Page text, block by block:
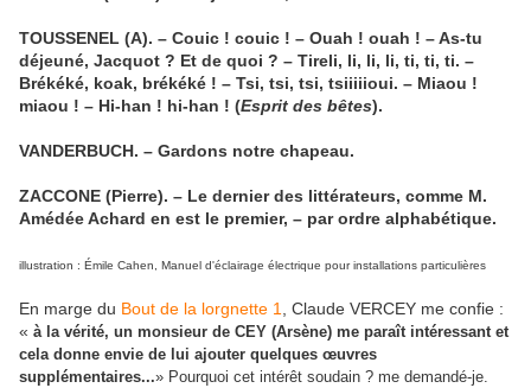
TOUSSENEL (A). – Couic ! couic ! – Ouah ! ouah ! – As-tu
déjeuné, Jacquot ? Et de quoi ? – Tireli, li, li, li, ti, ti, ti. –
Brékéké, koak, brékéké ! – Tsi, tsi, tsi, tsiiiiioui. – Miaou !
miaou ! – Hi-han ! hi-han ! (Esprit des bêtes).
VANDERBUCH. – Gardons notre chapeau.
ZACCONE (Pierre). – Le dernier des littérateurs, comme M.
Amédée Achard en est le premier, – par ordre alphabétique.
illustration : Émile Cahen, Manuel d'éclairage électrique pour installations particulières
En marge du Bout de la lorgnette 1
, Claude VERCEY me confie :
« à la vérité, un monsieur de CEY (Arsène) me paraît intéressant et
cela donne envie de lui ajouter quelques œuvres
supplémentaires...» Pourquoi cet intérêt soudain ? me demandé-je.